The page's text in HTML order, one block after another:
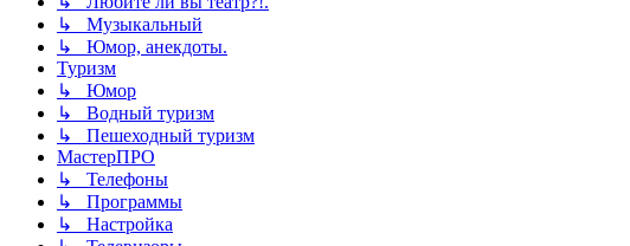
↳ Музыкальный
↳ Юмор, анекдоты.
Туризм
↳ Юмор
↳ Водный туризм
↳ Пешеходный туризм
МастерПРО
↳ Телефоны
↳ Программы
↳ Настройка